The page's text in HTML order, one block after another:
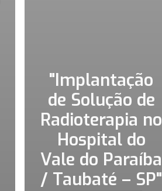
"Implantação
de Solução de
Radioterapia no
Hospital do
Vale do Paraíba
/ Taubaté – SP"